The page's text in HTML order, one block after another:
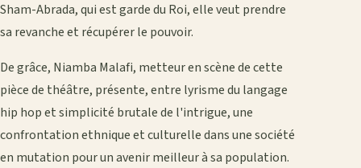
Sham-Abrada, qui est garde du Roi, elle veut prendre
sa revanche et récupérer le pouvoir.
De grâce, Niamba Malafi, metteur en scène de cette
pièce de théâtre, présente, entre lyrisme du langage
hip hop et simplicité brutale de l'intrigue, une
confrontation ethnique et culturelle dans une société
en mutation pour un avenir meilleur à sa population.